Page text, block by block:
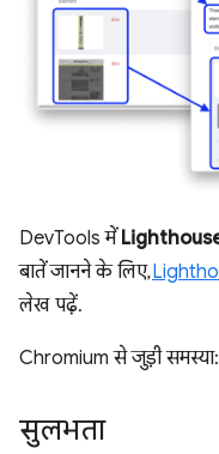
DevTools में
बातें जानने के लिए,
लेख पढ़ें.
Chromium से जुड़ी समस्या:
सुलभता